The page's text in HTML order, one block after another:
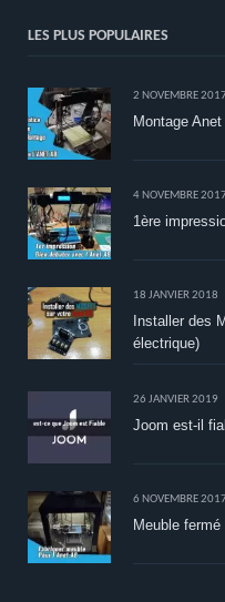
LES PLUS POPULAIRES
2 NOVEMBRE
Montage
4 NOVEMBRE
1ère
18 JANVIER 2018
Installer des
électrique)
26 JANVIER 2019
Joom est-il
6 NOVEMBRE
Meuble